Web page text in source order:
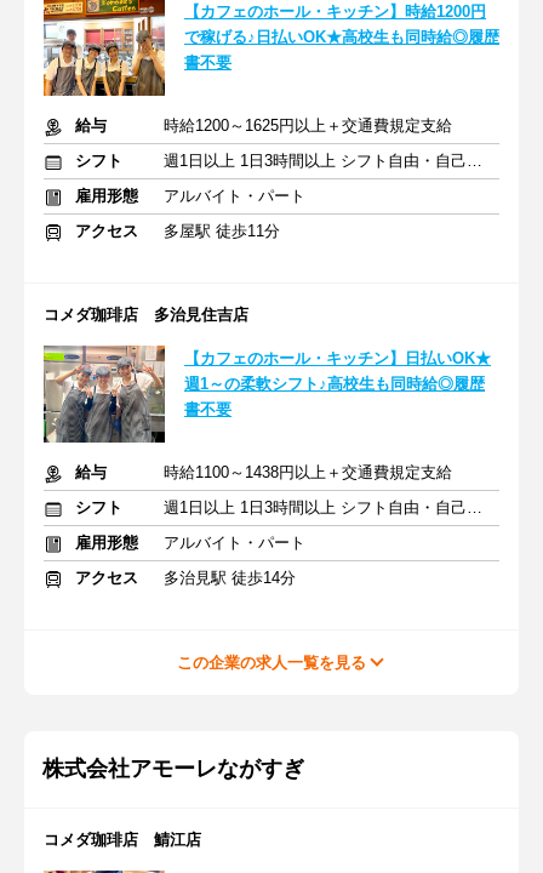
【カフェのホール・キッチン】時給1200円
で稼げる♪日払いOK★高校生も同時給◎履歴
書不要
給与
時給1200～1625円以上＋交通費規定支給
シフト
週1日以上 1日3時間以上 シフト自由・自己申告
雇用形態
アルバイト・パート
アクセス
多屋駅 徒歩11分
コメダ珈琲店 多治見住吉店
【カフェのホール・キッチン】日払いOK★
週1～の柔軟シフト♪高校生も同時給◎履歴
書不要
給与
時給1100～1438円以上＋交通費規定支給
シフト
週1日以上 1日3時間以上 シフト自由・自己申告
雇用形態
アルバイト・パート
アクセス
多治見駅 徒歩14分
この企業の求人一覧を見る
株式会社アモーレながすぎ
コメダ珈琲店 鯖江店